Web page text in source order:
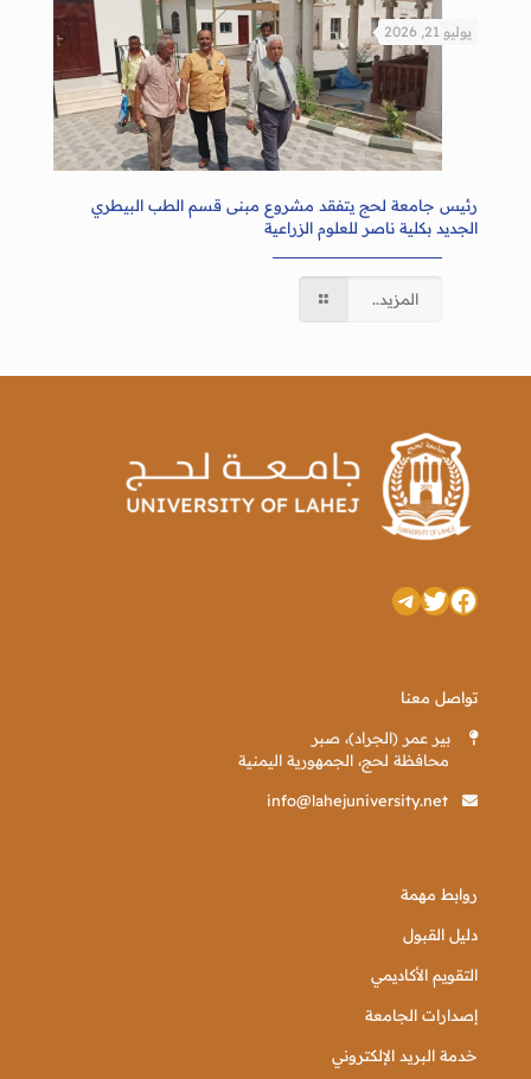
يوليو 21, 2026
رئيس جامعة لحج يتفقد مشروع مبنى قسم الطب البيطري
الجديد بكلية ناصر للعلوم الزراعية
المزيد..
فيسبوك
تويترتيليجرام
تواصل معنا
بير عمر (الجراد)، صبر
محافظة لحج، الجمهورية اليمنية
info@lahejuniversity.net
روابط مهمة
دليل القبول
التقويم الأكاديمي
إصدارات الجامعة
خدمة البريد الإلكتروني